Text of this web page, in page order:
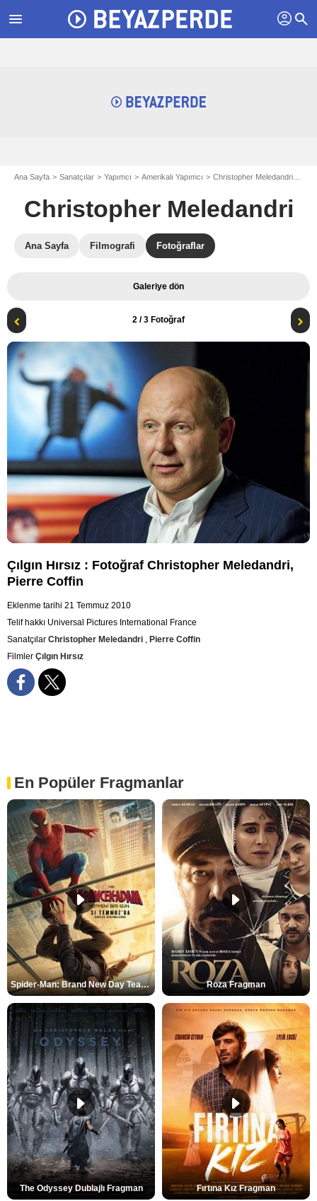
menu profil search
Ana Sayfa Sanatçılar Yapımcı Amerikalı Yapımcı Christopher Meledandri
Christopher Meledandri
Ana Sayfa Filmografi Fotoğraflar
Galeriye dön
2 / 3 Fotoğraf
Çılgın Hırsız : Fotoğraf Christopher Meledandri,
Pierre Coffin
Eklenme tarihi 21 Temmuz 2010
Telif hakkı Universal Pictures International France
Sanatçılar Christopher Meledandri , Pierre Coffin
Filmler Çılgın Hırsız
En Popüler Fragmanlar
Spider-Man: Brand New Day Teaser Roza Fragman
The Odyssey Dublajlı Fragman Fırtına Kız Fragman